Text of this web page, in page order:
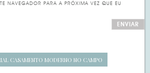
NAVEGADOR PARA A PRÓXIMA VEZ QUE EU
CASAMENTO MODERNO NO CAMPO